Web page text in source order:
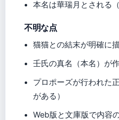
本名は華瑞月とされる
不明な点
猫猫との結末が明確に
壬氏の真名（本名）が
プロポーズが行われた
がある）
Web版と文庫版で内容